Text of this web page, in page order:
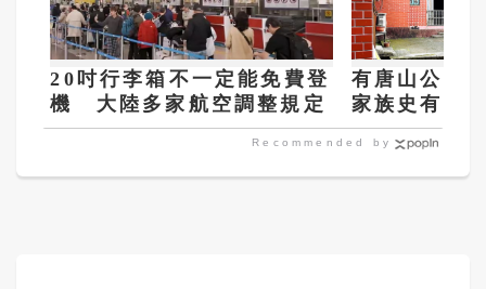
20吋行李箱不一定能免費登
機 大陸多家航空調整規定
有唐山公沒
家族史有內
Recommended by